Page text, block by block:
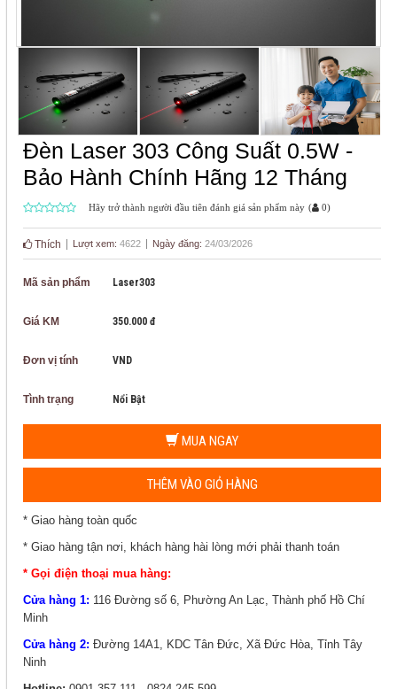
Đèn Laser 303 Công Suất 0.5W -
Bảo Hành Chính Hãng 12 Tháng
Hãy trở thành người đầu tiên đánh giá sản phẩm này ( 0)
Thích Lượt xem: 4622 Ngày đăng: 24/03/2026
Mã sản phẩm Laser303
Giá KM 350.000 đ
Đơn vị tính VND
Tình trạng Nổi Bật
MUA NGAY
THÊM VÀO GIỎ HÀNG
* Giao hàng toàn quốc
* Giao hàng tận nơi, khách hàng hài lòng mới phải thanh toán
* Gọi điện thoại mua hàng:
Cửa hàng 1: 116 Đường số 6, Phường An Lạc, Thành phố Hồ Chí
Minh
Cửa hàng 2: Đường 14A1, KDC Tân Đức, Xã Đức Hòa, Tỉnh Tây
Ninh